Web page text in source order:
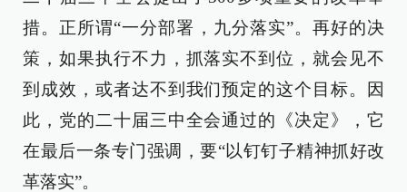
措。正所谓“一分部署，九分落实”。再好的决
策，如果执行不力，抓落实不到位，就会见不
到成效，或者达不到我们预定的这个目标。因
此，党的二十届三中全会通过的《决定》，它
在最后一条专门强调，要“以钉钉子精神抓好改
革落实”。